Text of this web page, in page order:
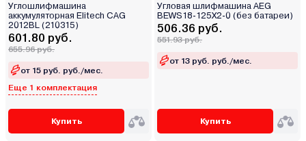
Углошлифмашина
аккумуляторная Elitech CAG
2012BL (210315)
601.80 руб.
655.96 руб.
от 15 руб. руб./мес.
Еще 1 комплектация
Купить
Угловая шлифмашина AEG
BEWS18-125X2-0 (без батареи)
506.36 руб.
551.93 руб.
от 13 руб. руб./мес.
Купить